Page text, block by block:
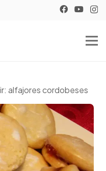
alfajores cordobeses